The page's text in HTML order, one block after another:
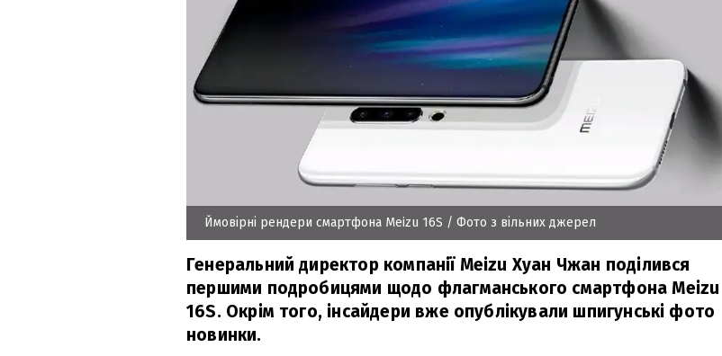
Ймовірні рендери смартфона Meizu 16S / Фото з вільних джерел
Генеральний директор компанії Meizu Хуан Чжан поділився
першими подробицями щодо флагманського смартфона Meizu
16S. Окрім того, інсайдери вже опублікували шпигунські фото
новинки.